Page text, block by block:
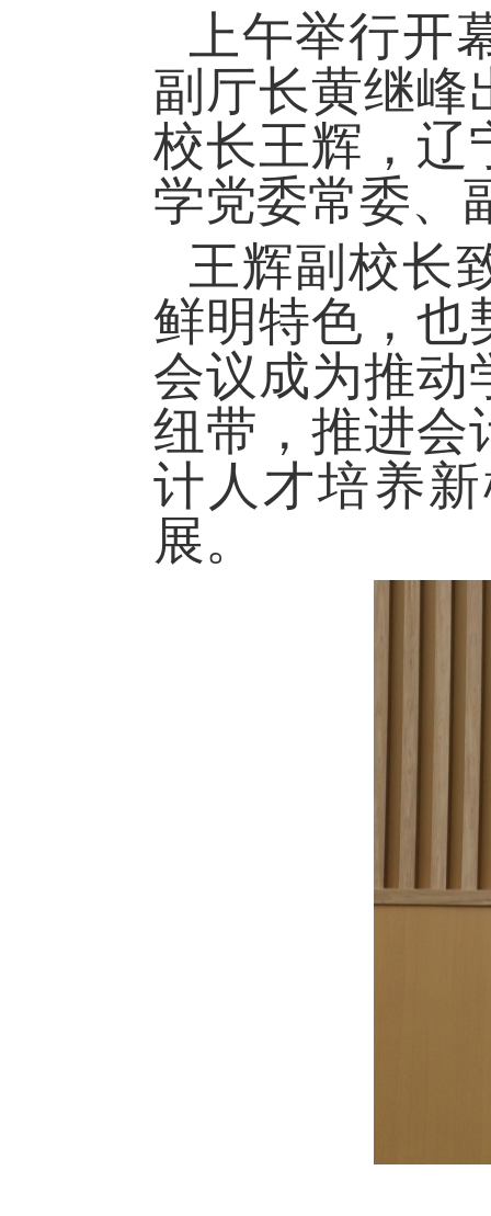
上午举行
副厅长黄继峰
校长王辉，辽
学党委常委、
王辉副校长
鲜明特色，也
会议成为推动
纽带，推进会
计人才培养
展。